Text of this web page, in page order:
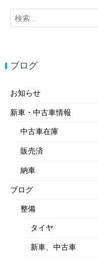
検
索:
ブログ
お知らせ
新車・中古車情報
中古車在庫
販売済
納車
ブログ
整備
タイヤ
新車、中古車